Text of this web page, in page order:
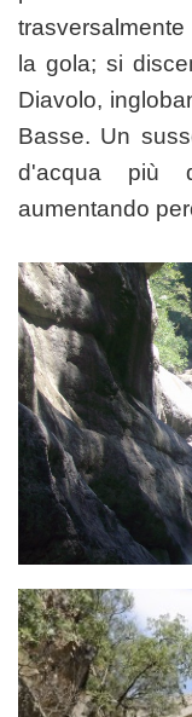
la gola; si
Diavolo,
Basse. Un
d'acqua più
aumentando